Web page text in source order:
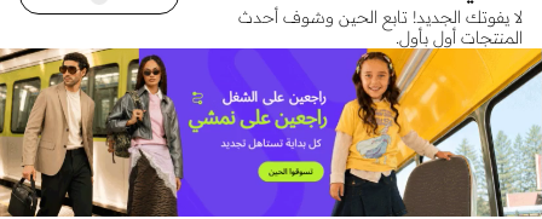
لا يفوتك الجديد! تابع الحين وشوف أحدث
المنتجات أول بأول.